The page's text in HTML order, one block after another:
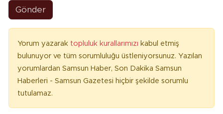
Gönder
Yorum yazarak topluluk kurallarımızı kabul etmiş
bulunuyor ve tüm sorumluluğu üstleniyorsunuz. Yazılan
yorumlardan Samsun Haber, Son Dakika Samsun
Haberleri - Samsun Gazetesi hiçbir şekilde sorumlu
tutulamaz.